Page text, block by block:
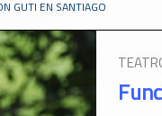
GUTI EN SANTIAGO